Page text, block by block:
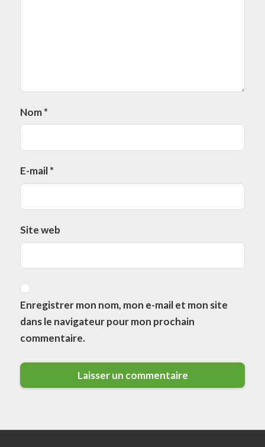
Nom*
E-mail*
Site web
Enregistrer mon nom, mon e-mail et mon site
dans le navigateur pour mon prochain
commentaire.